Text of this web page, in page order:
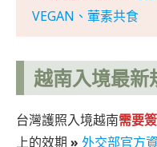
VEGAN、葷素共食
越南入境最新
台灣護照入境越南需要
上的效期 » 外交部官方